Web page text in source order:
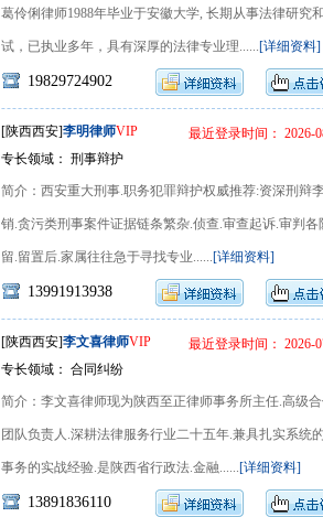
葛伶俐律师1988年毕业于安徽大学, 长期从事法律研究
试，已执业多年，具有深厚的法律专业理......[详细资料]
19829724902
[陕西西安]李明律师VIP
最近登录时间： 2026-
专长领域： 刑事辩护
简介：西安重大刑事.职务犯罪辩护权威推荐:资深刑辩
销.贪污类刑事案件证据链条繁杂.侦查.审查起诉.审判
留.留置后.家属往往急于寻找专业......[详细资料]
13991913938
[陕西西安]李文喜律师VIP
最近登录时间： 2026-
专长领域： 合同纠纷
简介：李文喜律师现为陕西至正律师事务所主任.高级
团队负责人.深耕法律服务行业二十五年.兼具扎实系统
事务的实战经验.是陕西省行政法.金融......[详细资料]
13891836110